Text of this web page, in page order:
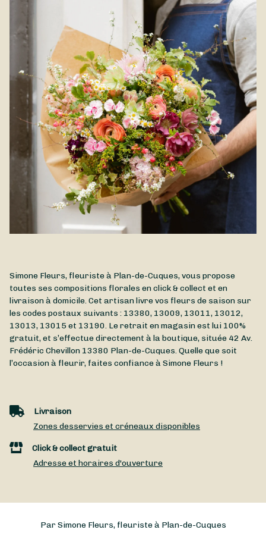
Avec ses jolies fleurs en pompons et son volume généreux,
l'hortensia se décline en de multiples teintes, toutes plus
douces les unes que les autres. Cette création généreuse et
pleine de fraîcheur est disponible à la livraison à Plan-de-
Cuques et dans les environs.
fraîcheur. Pensez également à bien garder votre bouquet
d'hortensias à l'abri du soleil direct, des sources de chaleur et
des courants d'air.
Simone Fleurs, fleuriste à Plan-de-Cuques, vous propose
toutes ses compositions florales en click & collect et en
livraison à domicile. Cet artisan livre vos fleurs de saison sur
les codes postaux suivants : 13380, 13009, 13011, 13012,
13013, 13015 et 13190. Le retrait en magasin est lui 100%
gratuit, et s’effectue directement à la boutique, située 42 Av.
Frédéric Chevillon 13380 Plan-de-Cuques. Quelle que soit
l’occasion à fleurir, faites confiance à Simone Fleurs !
Livraison
Zones desservies et créneaux disponibles
Click & collect gratuit
Adresse et horaires d'ouverture
Par Simone Fleurs, fleuriste à Plan-de-Cuques